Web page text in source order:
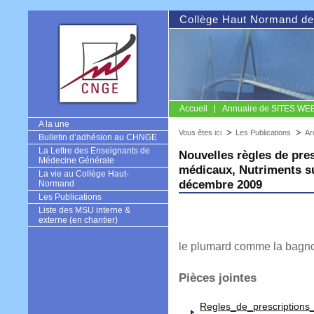
Collège Haut Normand
CNGE
Accueil
Annuaire de SITES
A la une
Bulletin d’adhésion au CHNGE
La Lettre des Enseignants de
Médecine Générale
La vie au Collège Haut-
Normand
Les Publications
Liste des MSU interne &
externe (en chantier)
Vous êtes ici Les Publications
Nouvelles règles de
médicaux, Nutriments
décembre 2009
le plumard comme la
Pièces jointes